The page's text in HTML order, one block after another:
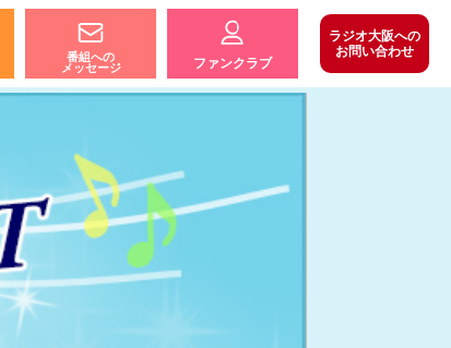
番組への
メッセージ
ファンクラブ
ラジオ大阪への
お問い合わせ